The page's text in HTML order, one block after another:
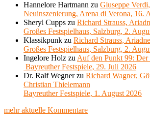
Hannelore Hartmann zu Giuseppe
Neuinszenierung, Arena di Verona, 16.
Sheryl Cupps zu Richard Strauss,
Großes Festspielhaus, Salzburg, 2.
Klassikpunk zu Richard Strauss,
Großes Festspielhaus, Salzburg, 2.
Ingelore Holz zu Auf den Punkt 99:
Bayreuther Festspiele, 29. Juli 2026
Dr. Ralf Wegnerzu Richard Wagner,
Christian Thielemann
Bayreuther Festspiele, 1. August 2026
mehr aktuelle Kommentare